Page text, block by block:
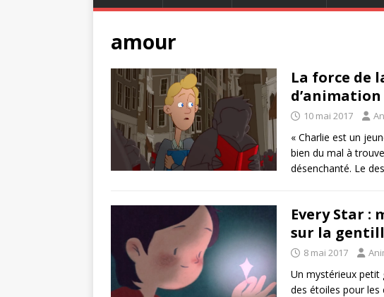
amour
La force de
10 mai 2017
« Charlie est un
bien du mal à
désenchanté. Le
Every Star :
sur la
8 mai 2017
Un mystérieux petit
des étoiles pour les